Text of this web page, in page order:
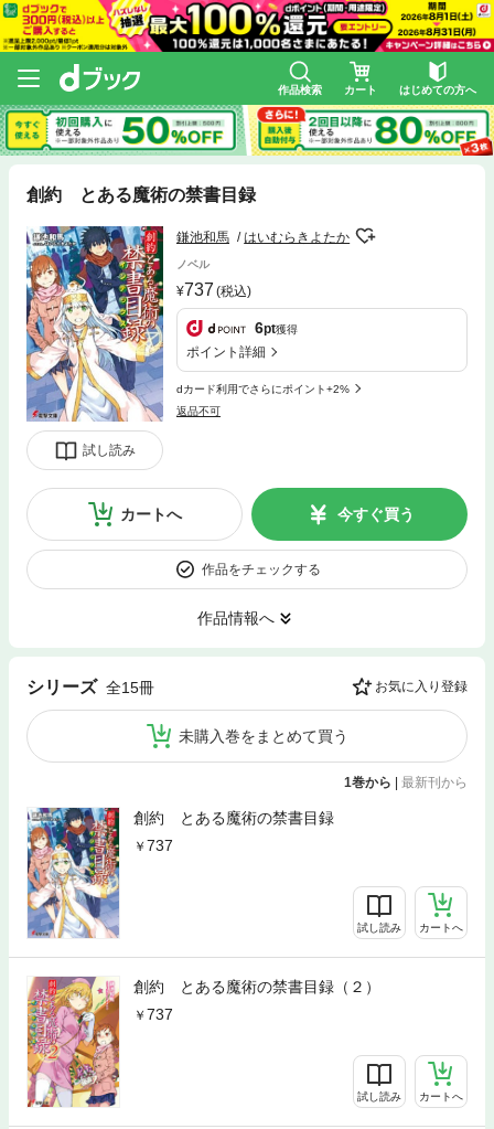
作品検索 カート はじめての方へ
創約 とある魔術の禁書目録
試し読み
鎌池和馬 はいむらきよたか
ノベル
737 (税込)
6pt獲得
ポイント詳細
dカード利用でさらにポイント+2%
返品不可
カートへ 今すぐ買う
作品をチェックする
作品情報へ
シリーズ 全15冊 お気に入り登録
未購入巻をまとめて買う
1巻から | 最新刊から
創約 とある魔術の禁書目録
737
試し読み カートへ
創約 とある魔術の禁書目録（２）
737
試し読み カートへ